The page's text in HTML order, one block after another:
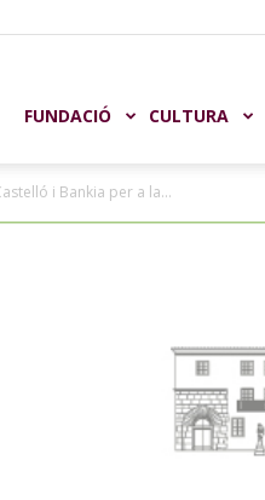
FUNDACIÓ CULTURA
i Bankia per a la...